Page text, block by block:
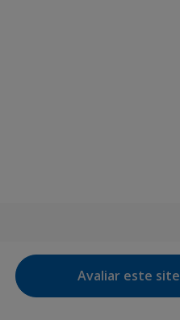
Avaliar este site